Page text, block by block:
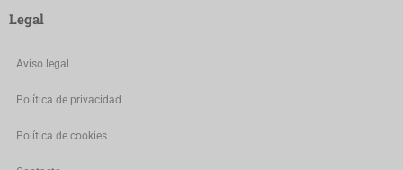
Legal
Aviso legal
Política de privacidad
Política de cookies